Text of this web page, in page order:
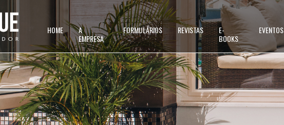
HOME
A
EMPRESA
FORMULÁRIOS REVISTAS
E-
BOOKS
EVENTOS